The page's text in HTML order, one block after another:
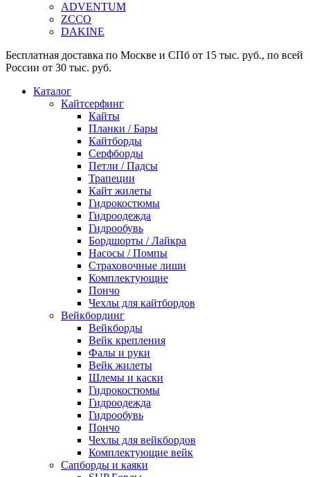
ADVENTUM
ZCCO
DAKINE
Бесплатная доставка по Москве и СПб от 15 тыс. руб., по всей
России от 30 тыс. руб.
Каталог
Кайтсерфинг
Кайты
Планки / Бары
Кайтборды
Серфборды
Петли / Падсы
Трапеции
Кайт жилеты
Гидрокостюмы
Гидроодежда
Гидрообувь
Бордшорты / Лайкра
Насосы / Помпы
Страховочные лиши
Комплектующие
Пончо
Чехлы для кайтбордов
Вейкбординг
Вейкборды
Вейк крепления
Фалы и руки
Вейк жилеты
Шлемы и каски
Гидрокостюмы
Гидроодежда
Гидрообувь
Пончо
Чехлы для вейкбордов
Комплектующие вейк
Сапборды и каяки